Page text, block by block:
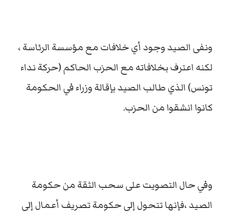
ونفى الصيد وجود أي خلافات مع مؤسسة الرئاسة ،
لكنه اعترف بخلافاته مع الحزب الحاكم (حركة نداء
تونس) الذي طالب الصيد بإقالة وزراء في الحكومة
كانوا انشقوا من الحزب.
وفي حال التصويت على سحب الثقة من حكومة
الصيد ،فإنها تتحول إلى حكومة تصريف أعمال إلى